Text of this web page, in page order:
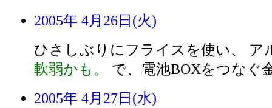
2005年 4月26日(火)
ひさしぶりにフライスを使い、 ア
軟弱かも。
で、電池BOXをつなぐ
2005年 4月27日(水)